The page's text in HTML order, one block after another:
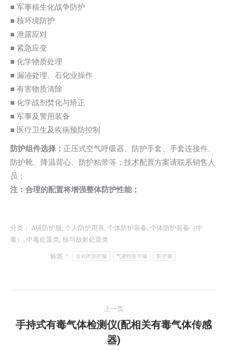
■ 军事核生化战争防护
■ 核环境防护
■ 泄露应对
■ 紧急应变
■ 化学物质处理
■ 漏油处理、石化业操作
■ 有害物质清除
■ 化学战剂焚化与矫正
■ 军事及警用装备
■ 医疗卫生及疾病预防控制
防护组件选择： 正压式空气呼吸器、防护手套、手套连接件、
防护靴、降温背心、防护粘带等；技术配置方案请联系销售人
员；
注：合理的配置将增强整体防护性能；
分类： A级防护服 个人防护用具 个体防护装备 个体防护装备（中
毒）
中毒处置类 核与放射处置类
标签： 全封闭防护服 气密性防护服 防护服
章
上一页
上
一
手持式有毒气体检测仪(配相关有毒气体传感
器)